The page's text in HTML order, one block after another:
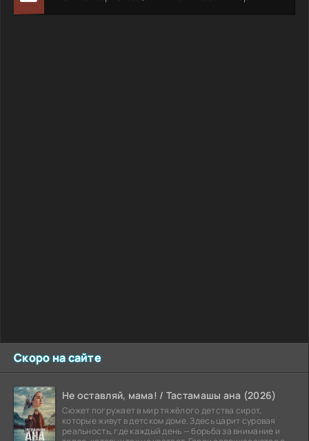
Скоро на сайте
Не оставляй, мама! / Тастамашы ана (2026)
Сюжет погружает в мир тяжёлого детства сирот,
которые живут в детском доме. Здесь царит суровая
реальность, где каждый день — борьба за внимание и